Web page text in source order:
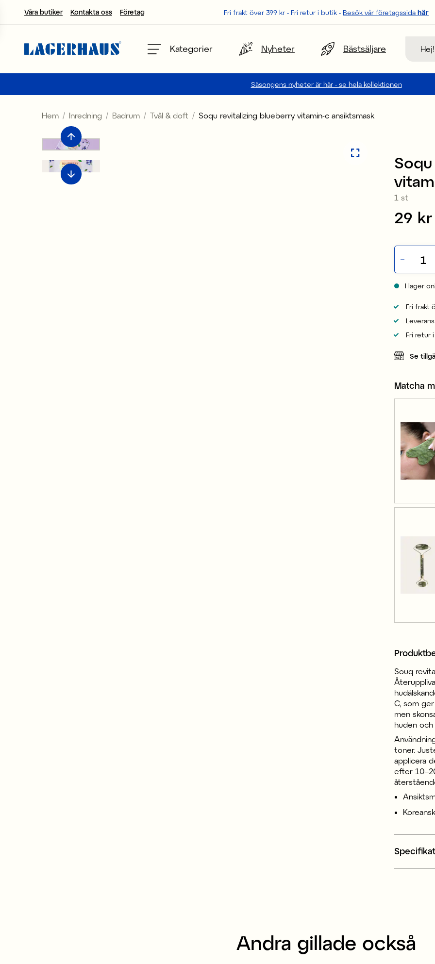
Våra butiker Kontakta oss Företag Fri frakt över 399 kr - Fri retur i butik - Besök vår företagssida här
Kategorier Nyheter Bästsäljare
Säsongens nyheter är här - se hela kollektionen
Välj språk / valuta
FI / EUR
NO / NKR
SE / SEK
Hem Inredning Badrum Tvål & doft Soqu revitalizing blueberry vitamin-c ansiktsmask
1 st
Pris:
29 kr
I lager
Fri frakt
Fri retur
Se
Matcha
Souq
C, som
men
huden
toner.
applicera
efter
Andra gillade också